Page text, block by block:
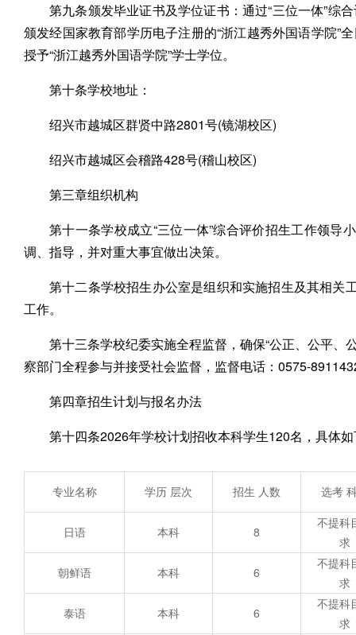
第九条颁发毕业证书及学位证书：通过“三位一体”综
颁发经国家教育部学历电子注册的“浙江越秀外国语学院”
授予“浙江越秀外国语学院”学士学位。
第十条学校地址：
绍兴市越城区群贤中路2801号(镜湖校区)
绍兴市越城区会稽路428号(稽山校区)
第三章组织机构
第十一条学校成立“三位一体”综合评价招生工作领导
调、指导，并对重大事宜做出决策。
第十二条学校招生办公室是组织和实施招生及其相关
工作。
第十三条学校纪委实施全程监督，确保“公正、公平、
察部门全程参与并接受社会监督，监督电话：0575-
第四章招生计划与报名办法
第十四条2026年学校计划招收本科学生120名，具体
专业名称 学历 层次 招生 人数 选考
日语 本科 8
不提科
求
朝鲜语
本科 6
不提科
求
泰语
本科 6
不提科
求